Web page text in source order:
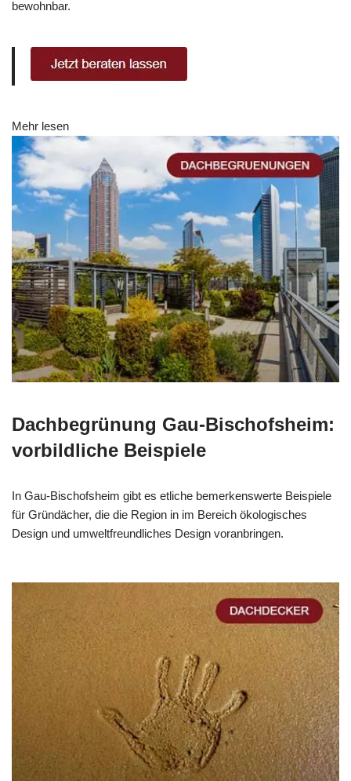
bewohnbar.
Mehr lesen
Dachbegrünung Gau-Bischofsheim:
vorbildliche Beispiele
In Gau-Bischofsheim gibt es etliche bemerkenswerte Beispiele
für Gründächer, die die Region in im Bereich ökologisches
Design und umweltfreundliches Design voranbringen.